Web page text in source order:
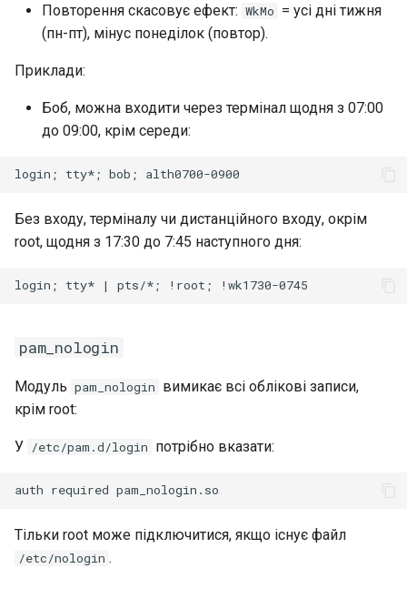
Повторення скасовує ефект: WkMo = усі дні тижня
(пн-пт), мінус понеділок (повтор).
Приклади:
Боб, можна входити через термінал щодня з 07:00
до 09:00, крім середи:
Без входу, терміналу чи дистанційного входу, окрім
root, щодня з 17:30 до 7:45 наступного дня:
pam_nologin
Модуль pam_nologin вимикає всі облікові записи,
крім root:
У /etc/pam.d/login потрібно вказати:
Тільки root може підключитися, якщо існує файл
/etc/nologin .